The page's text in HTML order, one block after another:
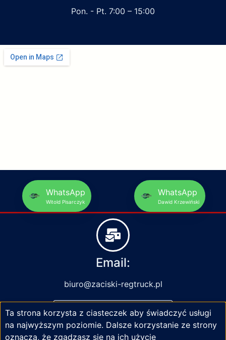
Pon. - Pt. 7:00 – 15:00
WhatsApp
Witold Pisarczyk
WhatsApp
Dawid Krzewiński
Email:
biuro@zaciski-regtruck.pl
NAPISZ DO NAS
Ta strona korzysta z ciasteczek aby świadczyć usługi
na najwyższym poziomie. Dalsze korzystanie ze strony
oznacza, że zgadzasz się na ich użycie